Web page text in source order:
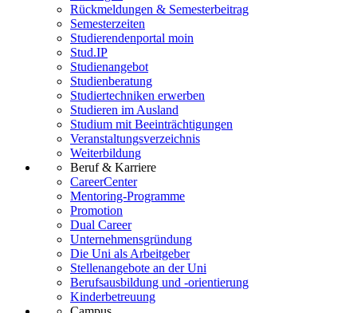
Rückmeldungen & Semesterbeitrag
Semesterzeiten
Studierendenportal moin
Stud.IP
Studienangebot
Studienberatung
Studiertechniken erwerben
Studieren im Ausland
Studium mit Beeinträchtigungen
Veranstaltungsverzeichnis
Weiterbildung
Beruf & Karriere
CareerCenter
Mentoring-Programme
Promotion
Dual Career
Unternehmensgründung
Die Uni als Arbeitgeber
Stellenangebote an der Uni
Berufsausbildung und -orientierung
Kinderbetreuung